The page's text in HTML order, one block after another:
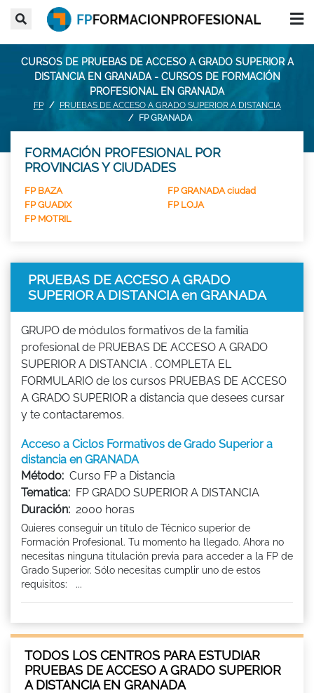
CURSOS DE PRUEBAS DE ACCESO A GRADO SUPERIOR A
DISTANCIA EN GRANADA - CURSOS DE FORMACIÓN
PROFESIONAL EN GRANADA
FP
PRUEBAS DE ACCESO A GRADO SUPERIOR A DISTANCIA
FP GRANADA
FORMACIÓN PROFESIONAL POR
PROVINCIAS Y CIUDADES
FP BAZA
FP GRANADA ciudad
FP GUADIX
FP LOJA
FP MOTRIL
PRUEBAS DE ACCESO A GRADO
SUPERIOR A DISTANCIA en GRANADA
GRUPO de módulos formativos de la familia
profesional de PRUEBAS DE ACCESO A GRADO
SUPERIOR A DISTANCIA . COMPLETA EL
FORMULARIO de los cursos PRUEBAS DE ACCESO
A GRADO SUPERIOR a distancia que desees cursar
y te contactaremos.
Acceso a Ciclos Formativos de Grado Superior a
distancia en GRANADA
Método: Curso FP a Distancia
Tematica: FP GRADO SUPERIOR A DISTANCIA
Duración: 2000 horas
Quieres conseguir un título de Técnico superior de
Formación Profesional. Tu momento ha llegado. Ahora no
necesitas ninguna titulación previa para acceder a la FP de
Grado Superior. Sólo necesitas cumplir uno de estos
requisitos: ...
TODOS LOS CENTROS PARA ESTUDIAR
PRUEBAS DE ACCESO A GRADO SUPERIOR
A DISTANCIA EN GRANADA